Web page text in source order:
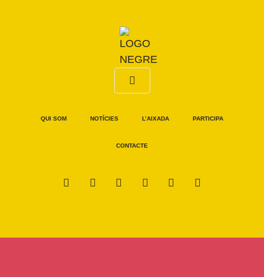
QUI SOM NOTÍCIES L’AIXADA PARTICIPA
CONTACTE